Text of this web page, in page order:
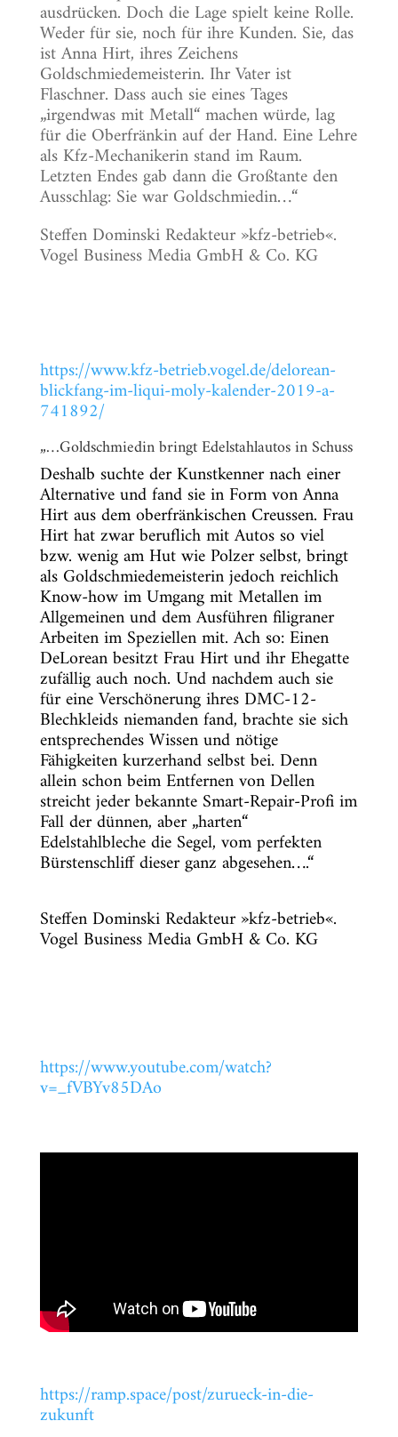
ausdrücken. Doch die Lage spielt keine Rolle.
Weder für sie, noch für ihre Kunden. Sie, das
ist Anna Hirt, ihres Zeichens
Goldschmiedemeisterin. Ihr Vater ist
Flaschner. Dass auch sie eines Tages
„irgendwas mit Metall“ machen würde, lag
für die Oberfränkin auf der Hand. Eine Lehre
als Kfz-Mechanikerin stand im Raum.
Letzten Endes gab dann die Großtante den
Ausschlag: Sie war Goldschmiedin…“
Steffen Dominski Redakteur »kfz-betrieb«.
Vogel Business Media GmbH & Co. KG
https://www.kfz-betrieb.vogel.de/delorean-
blickfang-im-liqui-moly-kalender-2019-a-
741892/
„…Goldschmiedin bringt Edelstahlautos in Schuss
Deshalb suchte der Kunstkenner nach einer
Alternative und fand sie in Form von Anna
Hirt aus dem oberfränkischen Creussen. Frau
Hirt hat zwar beruflich mit Autos so viel
bzw. wenig am Hut wie Polzer selbst, bringt
als Goldschmiedemeisterin jedoch reichlich
Know-how im Umgang mit Metallen im
Allgemeinen und dem Ausführen filigraner
Arbeiten im Speziellen mit. Ach so: Einen
DeLorean besitzt Frau Hirt und ihr Ehegatte
zufällig auch noch. Und nachdem auch sie
für eine Verschönerung ihres DMC-12-
Blechkleids niemanden fand, brachte sie sich
entsprechendes Wissen und nötige
Fähigkeiten kurzerhand selbst bei. Denn
allein schon beim Entfernen von Dellen
streicht jeder bekannte Smart-Repair-Profi im
Fall der dünnen, aber „harten“
Edelstahlbleche die Segel, vom perfekten
Bürstenschliff dieser ganz abgesehen….“
Steffen Dominski Redakteur »kfz-betrieb«.
Vogel Business Media GmbH & Co. KG
https://www.youtube.com/watch?
v=_fVBYv85DAo
https://ramp.space/post/zurueck-in-die-
zukunft